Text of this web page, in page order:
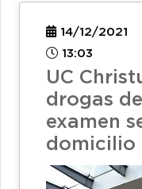
14/12/2021
13:03
UC
drogas
examen
domicilio